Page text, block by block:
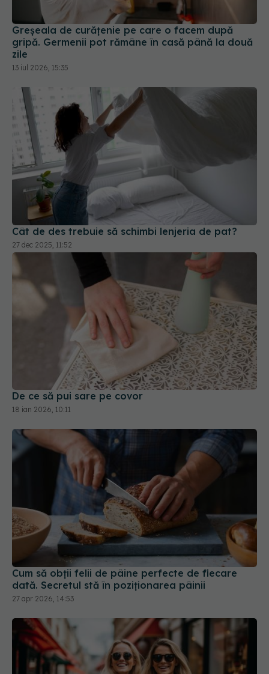
Greșeala de curățenie pe care o facem după
gripă. Germenii pot rămâne în casă până la două
zile
13 iul 2026, 15:35
Cât de des trebuie să schimbi lenjeria de pat?
27 dec 2025, 11:52
De ce să pui sare pe covor
18 ian 2026, 10:11
Cum să obții felii de pâine perfecte de fiecare
dată. Secretul stă în poziționarea pâinii
27 apr 2026, 14:53